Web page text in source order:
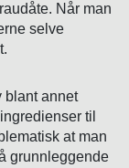
Når man
selve
blant annet
til
at man
grunnleggende